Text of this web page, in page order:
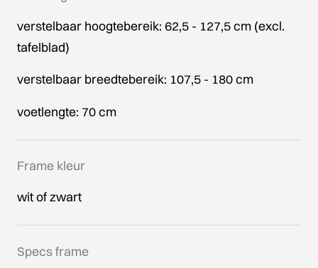
verstelbaar hoogtebereik: 62,5 - 127,5 cm (excl.
tafelblad)
verstelbaar breedtebereik: 107,5 - 180 cm
voetlengte: 70 cm
Frame kleur
wit of zwart
Specs frame